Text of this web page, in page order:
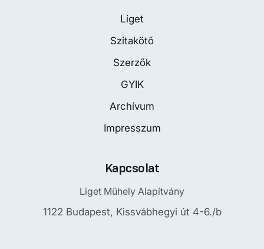
Liget
Szitakötő
Szerzők
GYIK
Archívum
Impresszum
Kapcsolat
Liget Műhely Alapítvány
1122 Budapest, Kissvábhegyi út 4-6./b